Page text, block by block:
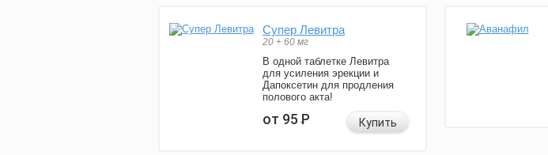
Супер Левитра
20 + 60 мг
В одной таблетке Левитра
для усиления эрекции и
Дапоксетин для продления
полового акта!
от 95Р Купить